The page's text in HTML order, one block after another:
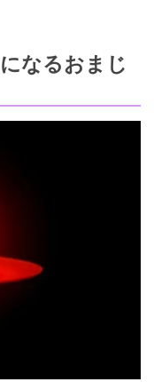
なるおまじ